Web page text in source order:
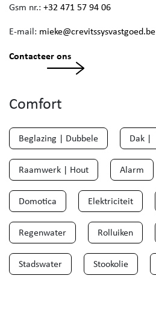
Gsm nr.: +32 471 57 94 06
E-mail: mieke@crevitssysvastgoed.be
Contacteer ons
Comfort
Beglazing | Dubbele Dak |
Raamwerk | Hout Alarm
Domotica Elektriciteit
Regenwater Rolluiken
Stadswater Stookolie